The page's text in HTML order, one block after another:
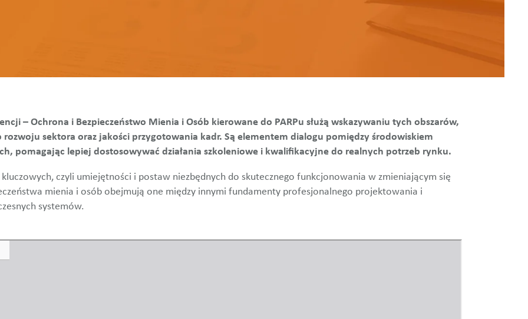
– Ochrona i Bezpieczeństwo Mienia i Osób kierowane do PARPu służą wskazywaniu tych obszarów,
rozwoju sektora oraz jakości przygotowania kadr. Są elementem dialogu pomiędzy środowiskiem
pomagając lepiej dostosowywać działania szkoleniowe i kwalifikacyjne do realnych potrzeb rynku.
czyli umiejętności i postaw niezbędnych do skutecznego funkcjonowania w zmieniającym się
mienia i osób obejmują one między innymi fundamenty profesjonalnego projektowania i
systemów.